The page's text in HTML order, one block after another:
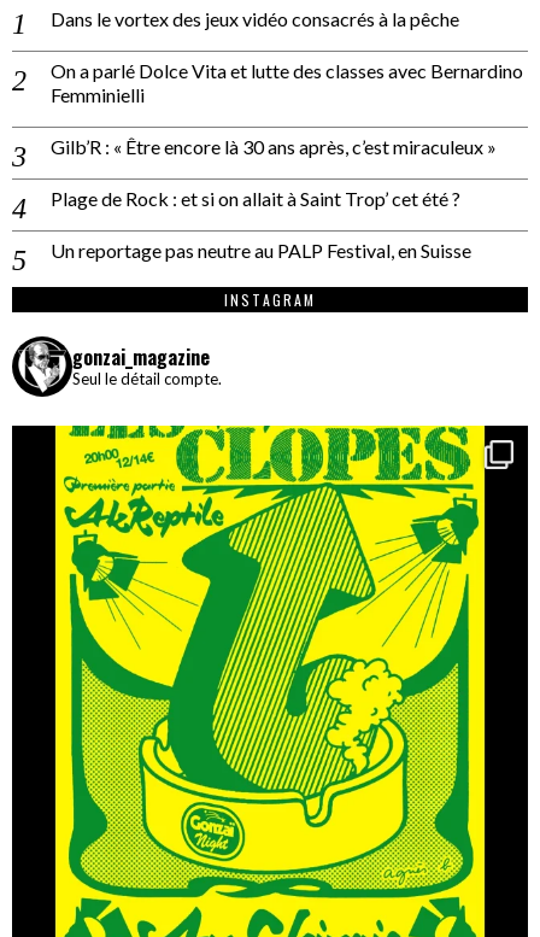
Dans le vortex des jeux vidéo consacrés à la pêche
On a parlé Dolce Vita et lutte des classes avec Bernardino
Femminielli
Gilb’R : « Être encore là 30 ans après, c’est miraculeux »
Plage de Rock : et si on allait à Saint Trop’ cet été ?
Un reportage pas neutre au PALP Festival, en Suisse
INSTAGRAM
gonzai_magazine
Seul le détail compte.